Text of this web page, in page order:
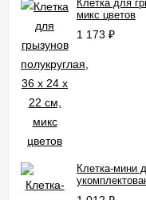
Клетка для
микс цветов
1 173 ₽
Клетка-мини